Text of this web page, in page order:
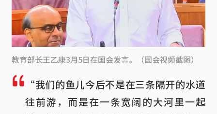
教育部长王乙康3月5日在国会发言。（国会视频截图）
“我们的鱼儿今后不是在三条隔开的水道
往前游，而是在一条宽阔的大河里一起